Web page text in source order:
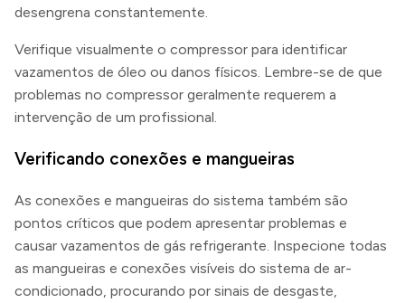
desengrena constantemente.
Verifique visualmente o compressor para identificar
vazamentos de óleo ou danos físicos. Lembre-se de que
problemas no compressor geralmente requerem a
intervenção de um profissional.
Verificando conexões e mangueiras
As conexões e mangueiras do sistema também são
pontos críticos que podem apresentar problemas e
causar vazamentos de gás refrigerante. Inspecione todas
as mangueiras e conexões visíveis do sistema de ar-
condicionado, procurando por sinais de desgaste,